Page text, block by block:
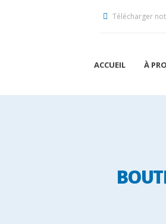
Télécharger
ACCUEIL À